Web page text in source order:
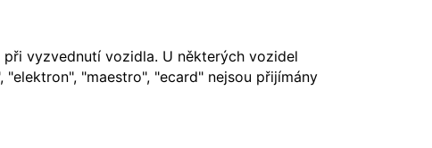
vyzvednutí vozidla. U některých vozidel
"maestro", "ecard" nejsou přijímány